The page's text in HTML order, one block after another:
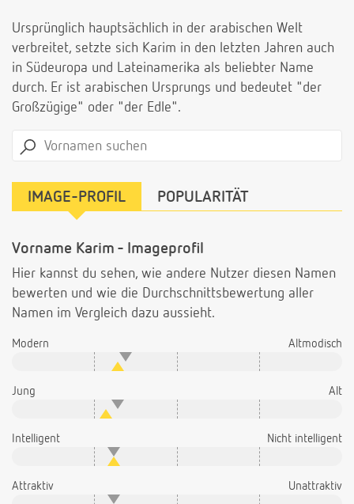
Ursprünglich hauptsächlich in der arabischen Welt
verbreitet, setzte sich Karim in den letzten Jahren auch
in Südeuropa und Lateinamerika als beliebter Name
durch. Er ist arabischen Ursprungs und bedeutet "der
Großzügige" oder "der Edle".
IMAGE-PROFIL POPULARITÄT
Vorname Karim - Imageprofil
Hier kannst du sehen, wie andere Nutzer diesen Namen
bewerten und wie die Durchschnittsbewertung aller
Namen im Vergleich dazu aussieht.
Modern Altmodisch
Jung Alt
Intelligent Nicht intelligent
Attraktiv Unattraktiv